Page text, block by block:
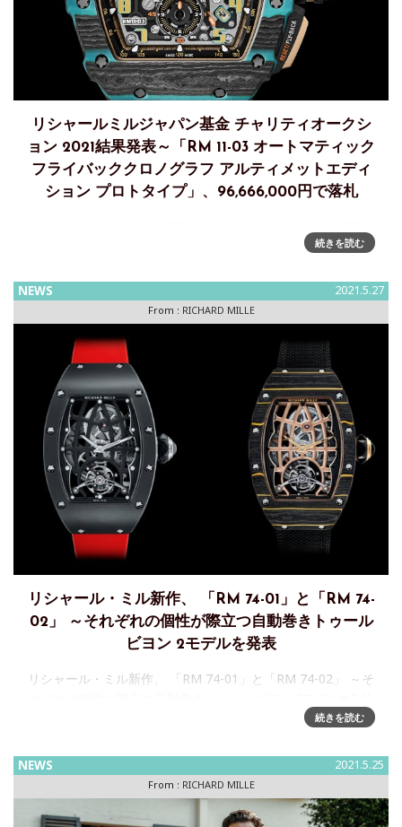
リシャールミルジャパン基金 チャリティオークシ
ョン 2021結果発表～「RM 11-03 オートマティック
フライバッククロノグラフ アルティメットエディ
ション プロトタイプ」、96,666,000円で落札
落札結果発表リシャールミルジャパン株式会社は、2011年よ
を、また、リシャール・ミル ファミリーが運営している財団
続きを読む
NEWS 2021.5.27
From : RICHARD MILLE
リシャール・ミル新作、 「RM 74-01」と「RM 74-
02」 ～それぞれの個性が際立つ自動巻きトゥール
ビヨン 2モデルを発表
リシャール・ミル新作、 「RM 74-01」と「RM 74-02」 ～そ
開発の自動巻きトゥールビヨンキャリバー：CRMT6、
続きを読む
NEWS 2021.5.25
From : RICHARD MILLE